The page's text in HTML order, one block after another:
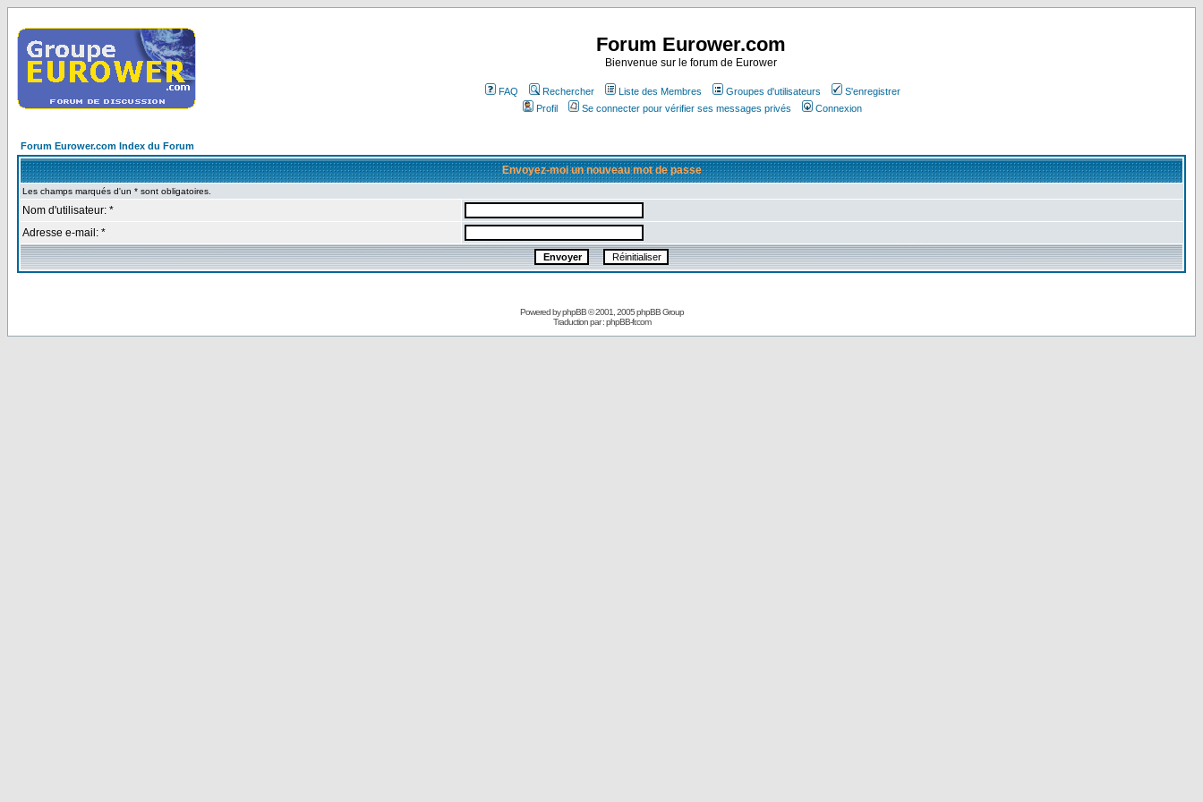
Forum Eurower.com
Bienvenue sur le forum de Eurower
FAQ Rechercher Liste des Membres Groupes d'utilisateurs
S'enregistrer
Profil
Se connecter pour vérifier ses messages privés Connexion
Forum Eurower.com Index du Forum
Envoyez-moi un nouveau mot de passe
Les champs marqués d'un * sont obligatoires.
Nom d'utilisateur: *
Adresse e-mail: *
Powered byphpBB© 2001, 2005 phpBB Group
Traduction par :phpBB-fr.com